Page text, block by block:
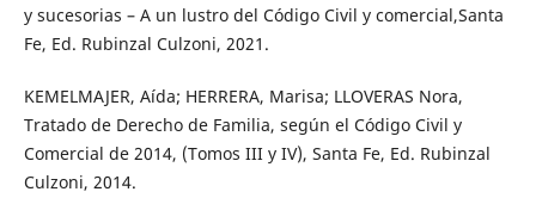
y sucesorias – A un lustro del Código Civil y comercial,Santa
Fe, Ed. Rubinzal Culzoni, 2021.
KEMELMAJER, Aída; HERRERA, Marisa; LLOVERAS Nora,
Tratado de Derecho de Familia, según el Código Civil y
Comercial de 2014, (Tomos III y IV), Santa Fe, Ed. Rubinzal
Culzoni, 2014.